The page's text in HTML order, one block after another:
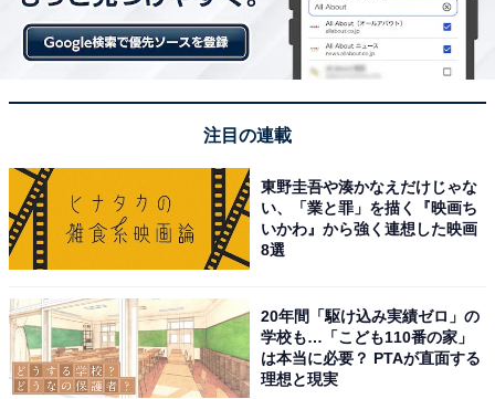
ペシャルプランや豪華特典が付く場合もあります。旅行
をお得に楽しみたい方は、ぜひこの機会を活用しましょ
＞楽天トラベルでキャンペーンを見る
※掲載されている情報は記事公開時のものです。あらか
じめご了承ください。また、記事中の宿泊プランを予約
すると、売上の一部がオールアバウトに還元されること
この記事の執筆者： All About ニュース お買
いもの部
注目の連載
東野圭吾や湊かなえだけじゃな
い、「業と罪」を描く『映画ち
いかわ』から強く連想した映画
8選
20年間「駆け込み実績ゼロ」の
学校も…「こども110番の家」
は本当に必要？ PTAが直面する
理想と現実